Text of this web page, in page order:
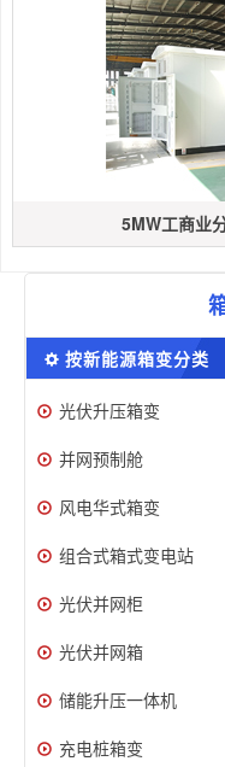
5MW工商业
按新能源箱变分类
光伏升压箱变
并网预制舱
风电华式箱变
组合式箱式变电站
光伏并网柜
光伏并网箱
储能升压一体机
充电桩箱变